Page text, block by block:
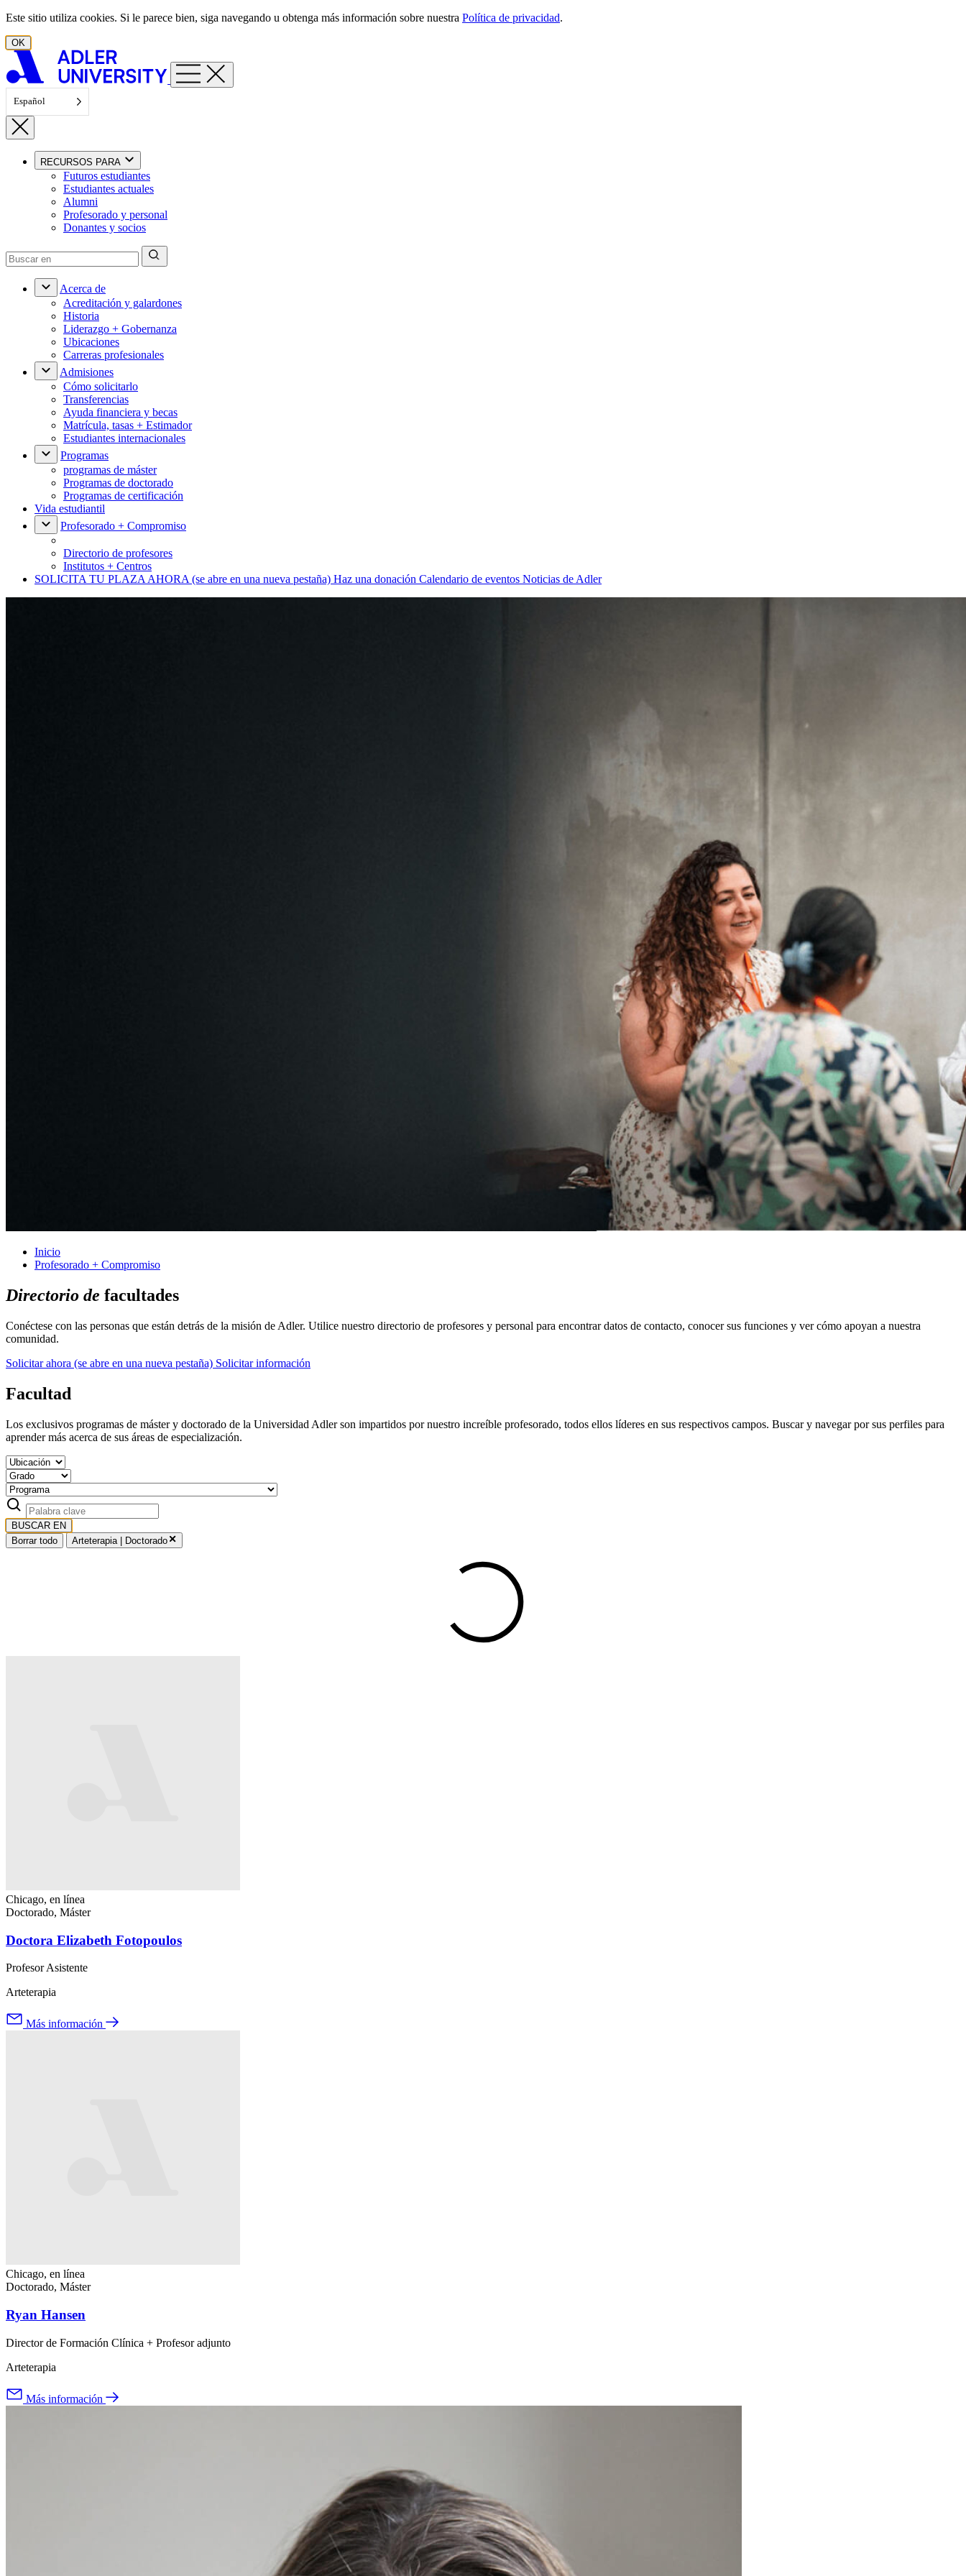
Ir al contenido
Este sitio utiliza cookies. Si le parece bien, siga navegando u obtenga más información sobre nuestra Política de privacidad.
OK
Español
RECURSOS PARA
Futuros estudiantes
Estudiantes actuales
Alumni
Profesorado y personal
Donantes y socios
Acerca de
Acreditación y galardones
Historia
Liderazgo + Gobernanza
Ubicaciones
Carreras profesionales
Admisiones
Cómo solicitarlo
Transferencias
Ayuda financiera y becas
Matrícula, tasas + Estimador
Estudiantes internacionales
Programas
programas de máster
Programas de doctorado
Programas de certificación
Vida estudiantil
Profesorado + Compromiso
Directorio de profesores
Institutos + Centros
SOLICITA TU PLAZA AHORA (se abre en una nueva pestaña) Haz una donación Calendario de eventos Noticias de Adler
Inicio
Profesorado + Compromiso
Directorio de facultades
Conéctese con las personas que están detrás de la misión de Adler. Utilice nuestro directorio de profesores y personal para encontrar datos de contacto, conocer sus funciones y ver cómo apoyan a nuestra
comunidad.
Solicitar ahora (se abre en una nueva pestaña) Solicitar información
Facultad
Los exclusivos programas de máster y doctorado de la Universidad Adler son impartidos por nuestro increíble profesorado, todos ellos líderes en sus respectivos campos. Buscar y navegar por sus perfiles para
aprender más acerca de sus áreas de especialización.
BUSCAR EN
Borrar todo
Arteterapia | Doctorado
Chicago, en línea
Doctorado, Máster
Doctora Elizabeth Fotopoulos
Profesor Asistente
Arteterapia
Más información
Chicago, en línea
Doctorado, Máster
Ryan Hansen
Director de Formación Clínica + Profesor adjunto
Arteterapia
Más información